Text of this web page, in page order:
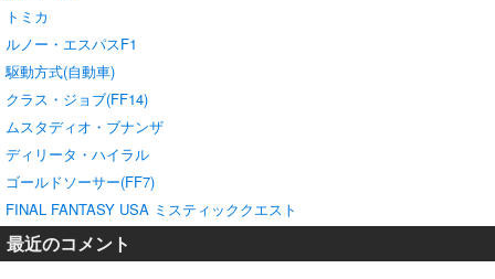
トミカ
ルノー・エスパスF1
駆動方式(自動車)
クラス・ジョブ(FF14)
ムスタディオ・ブナンザ
ディリータ・ハイラル
ゴールドソーサー(FF7)
FINAL FANTASY USA ミスティッククエスト
最近のコメント